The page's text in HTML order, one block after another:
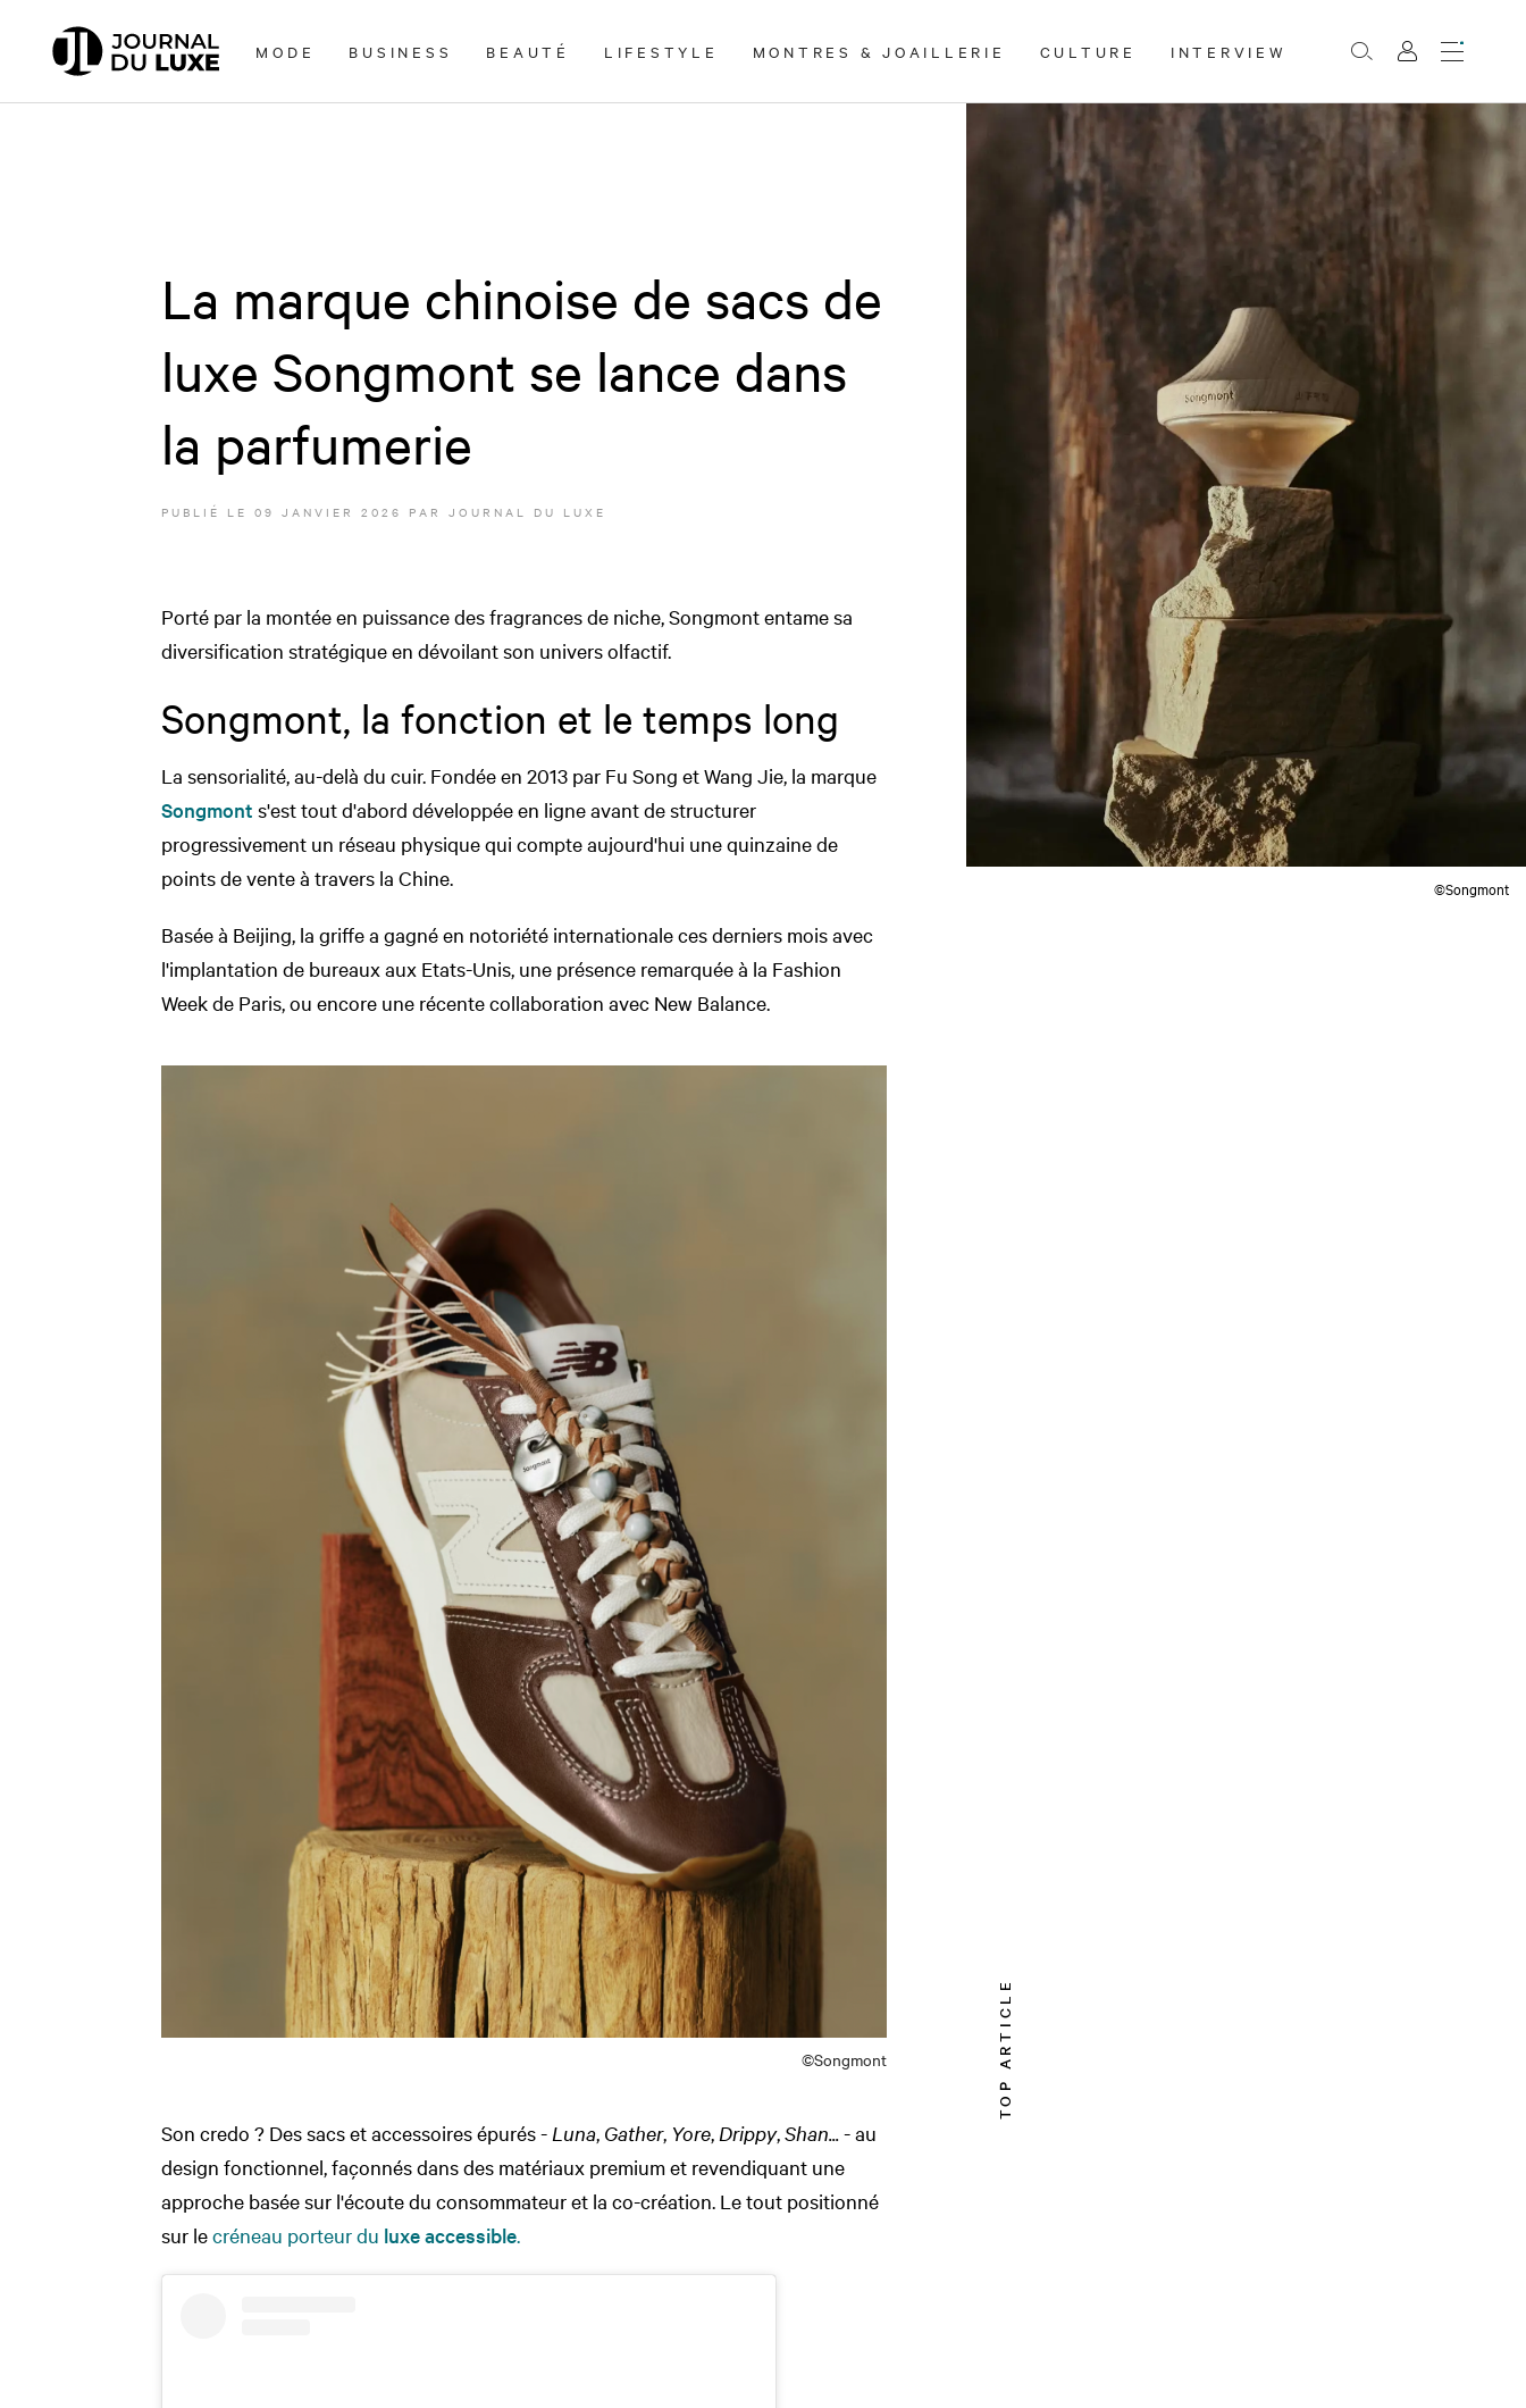
directement
MODE BUSINESS BEAUTÉ LIFESTYLE MONTRES & JOAILLERIE CULTURE INTERVIEW Rechercher
Mon
compte
Menu
La marque chinoise de sacs de
luxe Songmont se lance dans
la parfumerie
PUBLIÉ LE 09 JANVIER 2026 PAR JOURNAL DU LUXE
Porté par la montée en puissance des fragrances de niche, Songmont entame sa
diversification stratégique en dévoilant son univers olfactif.
Songmont, la fonction et le temps long
La sensorialité, au-delà du cuir. Fondée en 2013 par Fu Song et Wang Jie, la marque
Songmont s'est tout d'abord développée en ligne avant de structurer
progressivement un réseau physique qui compte aujourd'hui une quinzaine de
points de vente à travers la Chine.
Basée à Beijing, la griffe a gagné en notoriété internationale ces derniers mois avec
l'implantation de bureaux aux Etats-Unis, une présence remarquée à la Fashion
Week de Paris, ou encore une récente collaboration avec New Balance.
©Songmont
Son credo ? Des sacs et accessoires épurés - Luna Gather, Yore Drippy, Shan...
- au
design fonctionnel, façonnés dans des matériaux premium et revendiquant une
approche basée sur l'écoute du consommateur et la co-création. Le tout positionné
sur lecréneau porteur du luxe accessible
©Songmont
TOP ARTICLE